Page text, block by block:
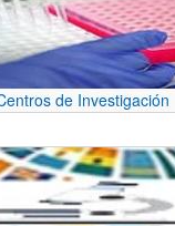
de Investigación